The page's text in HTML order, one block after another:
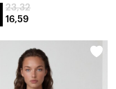
23,32
16,59